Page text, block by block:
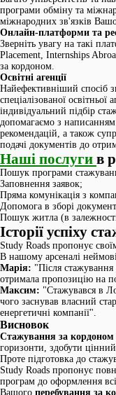
програми обміну та
міжнародних зв'язків
Онлайн-платформи та
Зверніть увагу на такі
Placement, Internships
за кордоном.
Освітні агенції
Найефективніший спосіб
спеціалізованої
індивідуальний підбір
допомагаємо з
рекомендацій, а також
подачі документів до
Наші послуги в
Пошук програми
Заповнення заявок;
Пряма комунікація з
Допомога в зборі
Пошук житла (в
Історії успіху
Study Roads пропонує
В нашому арсеналі
Марія: "Після стажування
отримала пропозицію на
Максим: "Стажувався в
чого заснував власний
енергетичні компанії".
Висновок
Стажування за кордоном
горизонти, здобути
Проте підготовка до
Study Roads пропонує
програм до оформлення
Вашого перебування за